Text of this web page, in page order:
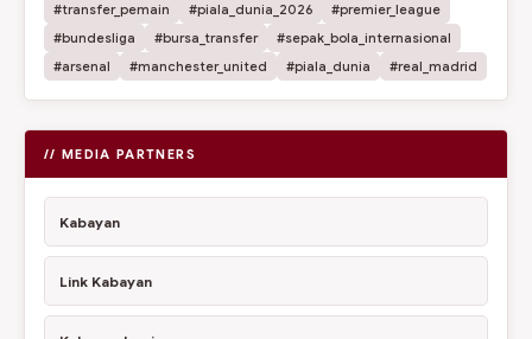
#transfer_pemain #piala_dunia_2026
#premier_league
#bundesliga
#bursa_transfer
#sepak_bola_internasional
#arsenal
#manchester_united #piala_dunia #real_madrid
// MEDIA PARTNERS
Kabayan
Link Kabayan